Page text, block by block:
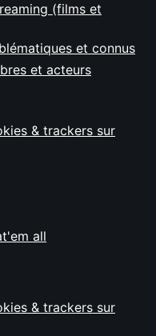
(films et
et connus
et acteurs
& trackers sur
all
& trackers sur